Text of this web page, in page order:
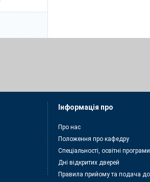
Інформація про
Про нас
Положення про кафедру
Спеціальності, освітні програми
Дні відкритих дверей
Правила прийому та подача